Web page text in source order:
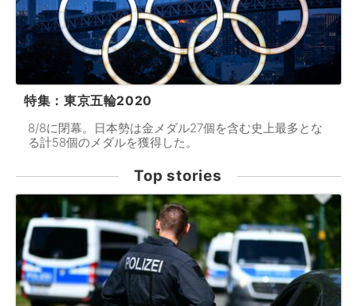
特集：東京五輪2020
8/8に閉幕。日本勢は金メダル27個を含む史上最多とな
る計58個のメダルを獲得した。
Top stories